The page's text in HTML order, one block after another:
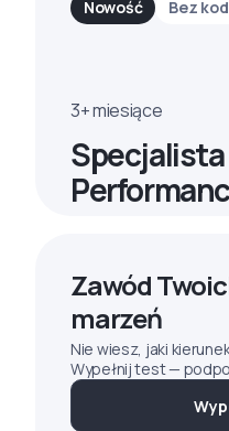
Nowość Bez
3+ miesiące
Specjalista
Zawód
marzeń
Nie wiesz, jaki
Wypełnij test —